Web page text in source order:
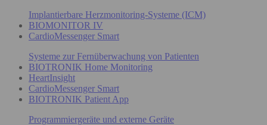
Implantierbare Herzmonitoring-Systeme (ICM)
BIOMONITOR IV
CardioMessenger Smart
Systeme zur Fernüberwachung von Patienten
BIOTRONIK Home Monitoring
HeartInsight
CardioMessenger Smart
BIOTRONIK Patient App
Programmiergeräte und externe Geräte